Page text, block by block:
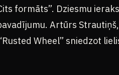
formāts”. Dziesmu
Artūrs
Wheel” sniedzot